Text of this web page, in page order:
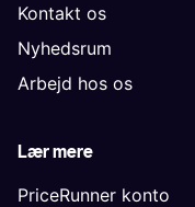
Kontakt os
Nyhedsrum
Arbejd hos os
Lær mere
PriceRunner konto